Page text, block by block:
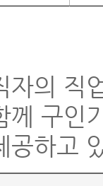
자의 직
께 구인
공하고